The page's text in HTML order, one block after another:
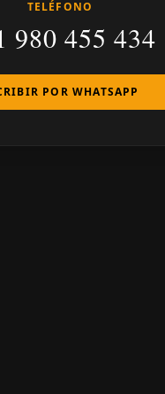
TELÉFONO
980 455 434
POR WHATSAPP